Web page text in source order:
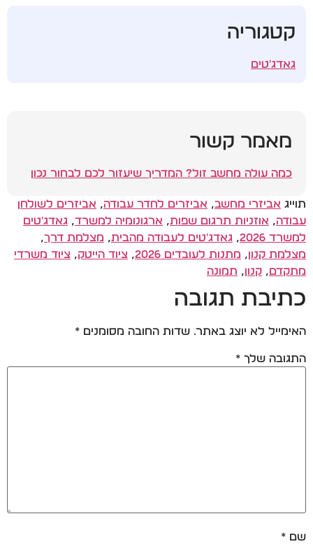
קטגוריה
גאדג'טים
מאמר קשור
כמה עולה מחשב זול? המדריך שיעזור לכם לבחור נכון
תוייג אביזרי מחשב, אביזרים לחדר עבודה, אביזרים לשולחן
עבודה, אוזניות תרגום שפות, ארגונומיה למשרד, גאדג'טים
למשרד 2026
, גאדג'טים לעבודה מהבית, מצלמת דרך,
מצלמת קנון, מתנות לעובדים 2026 , ציוד הייטק, ציוד משרדי
מתקדם, קנון, תמונה
כתיבת תגובה
האימייל לא יוצג באתר. שדות החובה מסומנים *
התגובה שלך *
שם *